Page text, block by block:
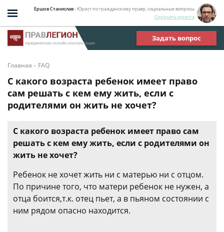
Ершов Станислав- Юрист по гражданскому праву, социальные вопросы
Спросить юриста
Задать вопрос
Главная - FAQ
С какого возраста ребенок имеет право
сам решать с кем ему жить, если с
родителями он жить не хочет?
С какого возраста ребенок имеет право сам
решать с кем ему жить, если с родителями он
жить не хочет?
Ребенок не хочет жить ни с матерью ни с отцом.
По причине того, что матери ребенок не нужен, а
отца боится,т.к. отец пьет, а в пьяном состоянии с
ним рядом опасно находится.